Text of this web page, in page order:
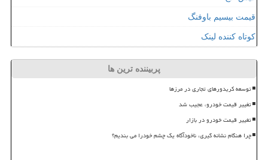
قیمت بیسیم باوفنگ
کوتاه کننده لینک
پربیننده ترین ها
توسعه کریدورهای تجاری در مرزها
تغییر قیمت خودرو، عجیب شد
تغییر قیمت خودرو در بازار
چرا هنگام نشانه گیری، ناخودآگاه یک چشم خودرا می بندیم؟